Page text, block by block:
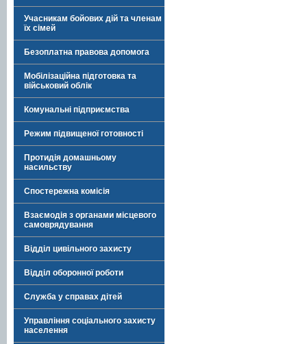
Учасникам бойових дій та членам
їх сімей
Безоплатна правова допомога
Мобілізаційна підготовка та
військовий облік
Комунальні підприємства
Режим підвищеної готовності
Протидія домашньому
насильству
Спостережна комісія
Взаємодія з органами місцевого
самоврядування
Відділ цивільного захисту
Відділ оборонної роботи
Служба у справах дітей
Управління соціального захисту
населення